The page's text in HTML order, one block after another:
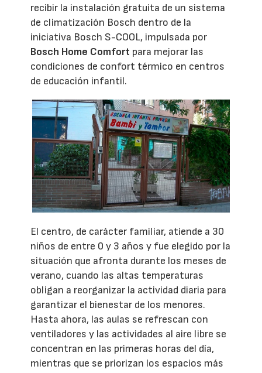
recibir la instalación gratuita de un sistema
de climatización Bosch dentro de la
iniciativa Bosch S-COOL, impulsada por
Bosch Home Comfort para mejorar las
condiciones de confort térmico en centros
de educación infantil.
El centro, de carácter familiar, atiende a 30
niños de entre 0 y 3 años y fue elegido por la
situación que afronta durante los meses de
verano, cuando las altas temperaturas
obligan a reorganizar la actividad diaria para
garantizar el bienestar de los menores.
Hasta ahora, las aulas se refrescan con
ventiladores y las actividades al aire libre se
concentran en las primeras horas del día,
mientras que se priorizan los espacios más